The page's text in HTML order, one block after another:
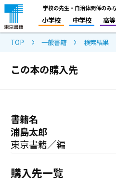
学校の先生・自治体関係のみ
小学校 中学校 高
TOP 一般書籍 検索結果
この本の購入先
書籍名
浦島太郎
東京書籍／編
購入先一覧